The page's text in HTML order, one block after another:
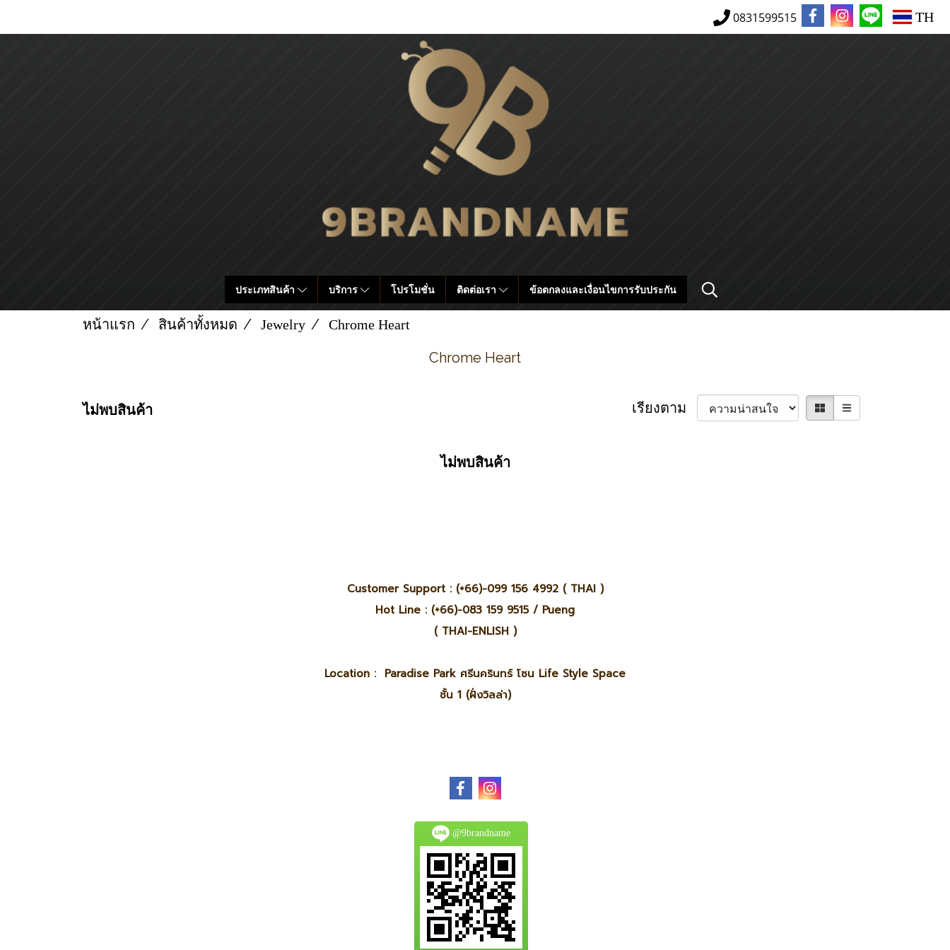
0831599515 TH
ประเภทสินค้า บริการ โปรโมชั่น ติดต่อเรา ข้อตกลงและเงื่อนไขการรับประกัน
หน้าแรก สินค้าทั้งหมด Jewelry Chrome Heart
Chrome Heart
ไม่พบสินค้า เรียงตาม
ไม่พบสินค้า
Customer Support : (+66)-099 156 4992 ( THAI )
Hot Line : (+66)-083 159 9515 / Pueng
( THAI-ENLISH )
Location : Paradise Park ศรีนครินทร์ โซน Life Style Space
ชั้น 1 (ฝั่งวิลล่า)
@9brandname